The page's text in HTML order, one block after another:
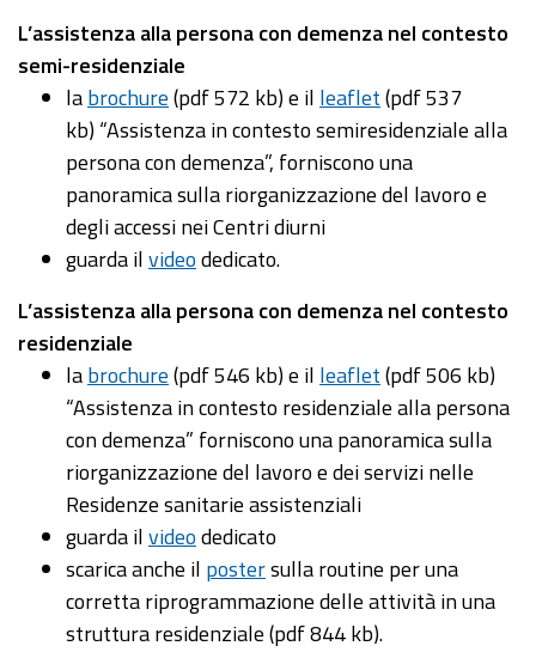
L’assistenza alla persona con demenza nel contesto
semi-residenziale
labrochure(pdf 572 kb) e il leaflet(pdf 537
kb) “Assistenza in contesto semiresidenziale alla
persona con demenza”, forniscono una
panoramica sulla riorganizzazione del lavoro e
degli accessi nei Centri diurni
guarda ilvideodedicato.
L’assistenza alla persona con demenza nel contesto
residenziale
labrochure(pdf 546 kb) e il leaflet(pdf 506 kb)
“Assistenza in contesto residenziale alla persona
con demenza” forniscono una panoramica sulla
riorganizzazione del lavoro e dei servizi nelle
Residenze sanitarie assistenziali
guarda ilvideodedicato
scarica anche il postersulla routine per una
corretta riprogrammazione delle attività in una
struttura residenziale (pdf 844 kb).